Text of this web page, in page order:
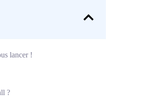
lancer !
?